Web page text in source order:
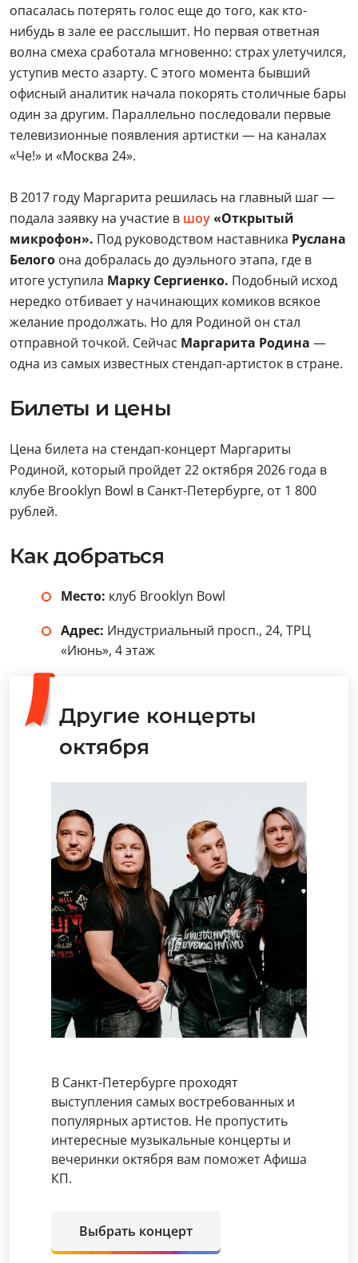
опасалась потерять голос еще до того, как кто-
нибудь в зале ее расслышит. Но первая ответная
волна смеха сработала мгновенно: страх улетучился,
уступив место азарту. С этого момента бывший
офисный аналитик начала покорять столичные бары
один за другим. Параллельно последовали первые
телевизионные появления артистки — на каналах
«Че!» и «Москва 24».
В 2017 году Маргарита решилась на главный шаг —
подала заявку на участие в шоу«Открытый
микрофон». Под руководством наставника Руслана
Белого она добралась до дуэльного этапа, где в
итоге уступила Марку Сергиенко. Подобный исход
нередко отбивает у начинающих комиков всякое
желание продолжать. Но для Родиной он стал
отправной точкой. Сейчас Маргарита Родина —
одна из самых известных стендап-артисток в стране.
Билеты и цены
Цена билета на стендап-концерт Маргариты
Родиной, который пройдет 22 октября 2026 года в
клубе Brooklyn Bowl в Санкт-Петербурге, от 1 800
рублей.
Как добраться
Место: клуб Brooklyn Bowl
Адрес: Индустриальный просп., 24, ТРЦ
«Июнь», 4 этаж
Другие концерты
октября
В Санкт-Петербурге проходят
выступления самых востребованных и
популярных артистов. Не пропустить
интересные музыкальные концерты и
вечеринки октября вам поможет Афиша
КП.
Выбрать концерт